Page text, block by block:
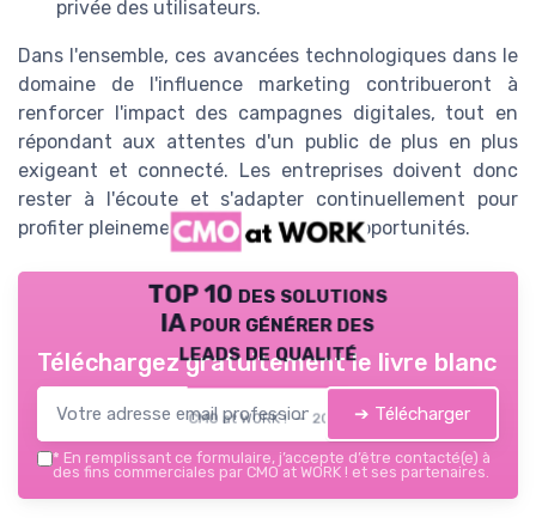
privée des utilisateurs.
Dans l'ensemble, ces avancées technologiques dans le
domaine de l'influence marketing contribueront à
renforcer l'impact des campagnes digitales, tout en
répondant aux attentes d'un public de plus en plus
exigeant et connecté. Les entreprises doivent donc
rester à l'écoute et s'adapter continuellement pour
profiter pleinement de ces nouvelles opportunités.
TOP 10 des solutions
IA pour générer des
leads de qualité
CMO at WORK ! — 2026
Téléchargez gratuitement le livre blanc
➔ Télécharger
* En remplissant ce formulaire, j’accepte d’être contacté(e) à
des fins commerciales par CMO at WORK ! et ses partenaires.